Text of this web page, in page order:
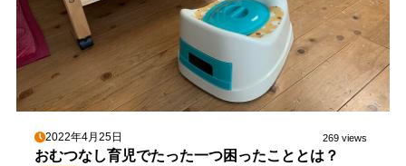
2022年4月25日 269 views
おむつなし育児でたった一つ困ったこととは？